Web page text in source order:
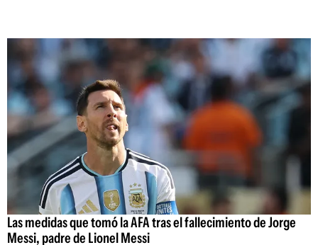
Las medidas que tomó la AFA tras el fallecimiento de Jorge
Messi, padre de Lionel Messi